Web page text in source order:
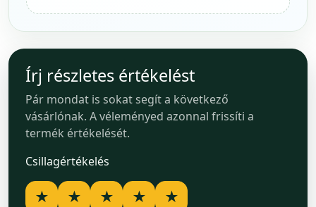
Írj részletes értékelést
Pár mondat is sokat segít a következő
vásárlónak. A véleményed azonnal frissíti a
termék értékelését.
Csillagértékelés
★ ★ ★ ★ ★